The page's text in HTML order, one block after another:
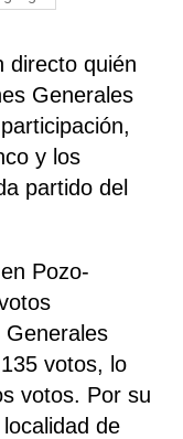
directo quién
Generales
y los
partido del
Pozo-
Generales
votos, lo
votos. Por su
de